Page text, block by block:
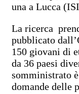
una a Lucca
La ricerca
pubblicato
150 giovani di
da 36 paesi
somministrato
domande delle